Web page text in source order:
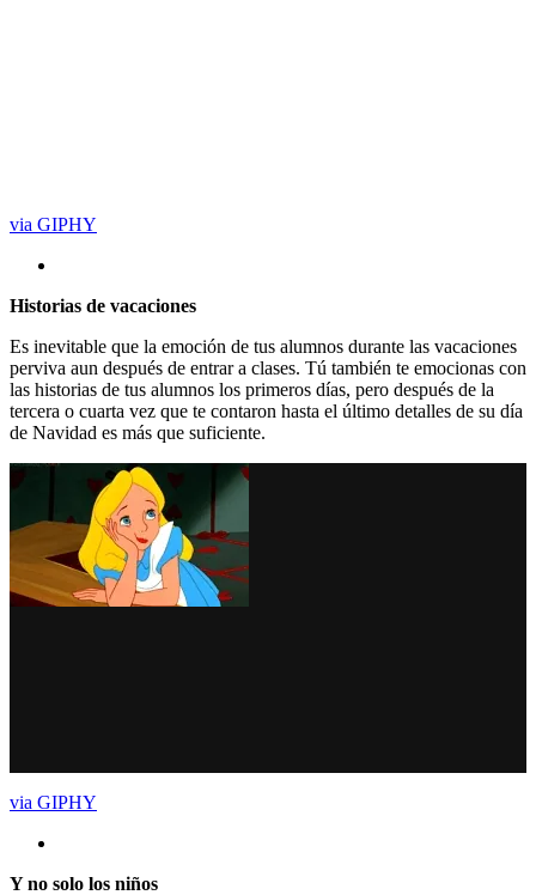
via GIPHY
Historias de vacaciones
Es inevitable que la emoción de tus alumnos durante las vacaciones
perviva aun después de entrar a clases. Tú también te emocionas con
las historias de tus alumnos los primeros días, pero después de la
tercera o cuarta vez que te contaron hasta el último detalles de su día
de Navidad es más que suficiente.
via GIPHY
Y no solo los niños